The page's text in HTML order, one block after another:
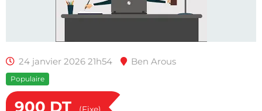
24 janvier 2026 21h54 Ben Arous
Populaire
900 DT